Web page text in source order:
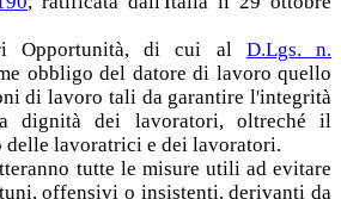
Opportunità, di cui al D.Lgs. n.
obbligo del datore di lavoro quello
di lavoro tali da garantire l'integrità
dignità dei lavoratori, oltreché il
delle lavoratrici e dei lavoratori.
tutte le misure utili ad evitare
offensivi o insistenti, derivanti da